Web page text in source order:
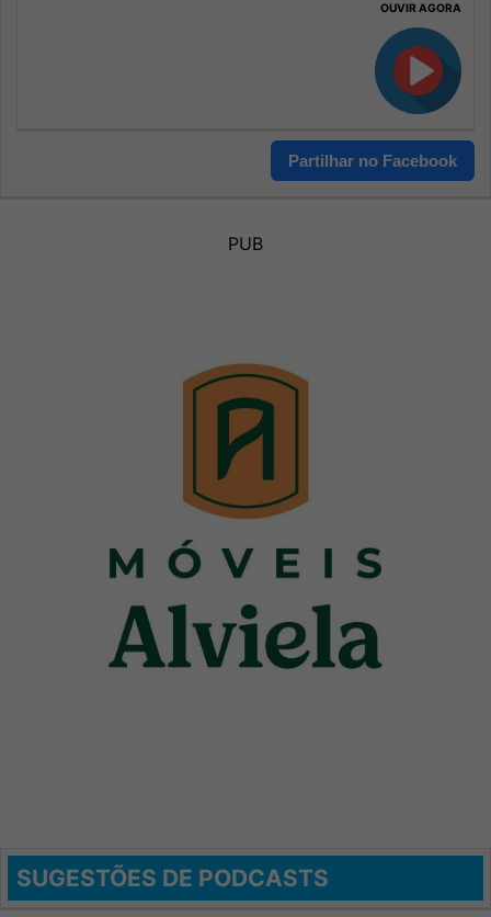
OUVIR AGORA
Partilhar no Facebook
PUB
SUGESTÕES DE PODCASTS